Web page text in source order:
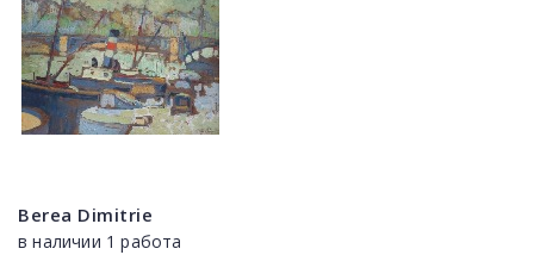
Berea Dimitrie
в наличии 1 работа